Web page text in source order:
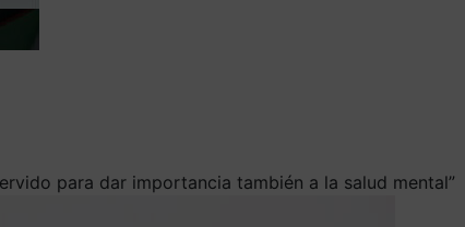
para dar importancia también a la salud mental”